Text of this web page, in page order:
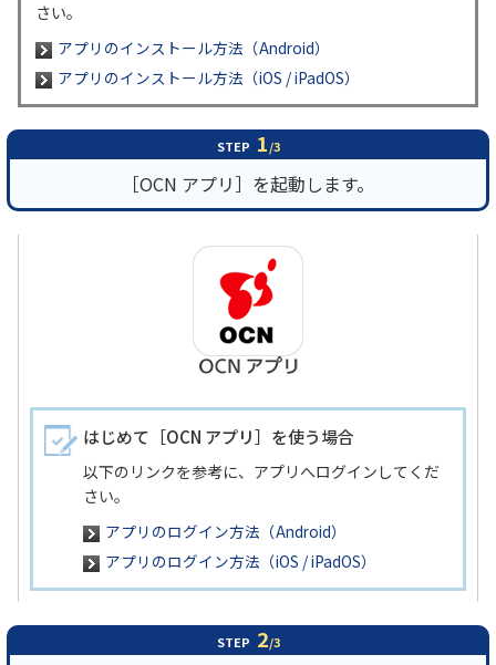
各種ダウンロード
お問い合わせ
履歴・お気に入り
NTTドコモビジネスのお客さ
OCN サービス一覧
さい。
アプリのインストール方法（Android）
アプリのインストール方法（iOS / iPadOS）
STEP 1/3
［OCN アプリ］を起動します。
はじめて［OCN アプリ］を使う場合
以下のリンクを参考に、アプリへログインしてくだ
さい。
アプリのログイン方法（Android）
アプリのログイン方法（iOS / iPadOS）
STEP 2/3